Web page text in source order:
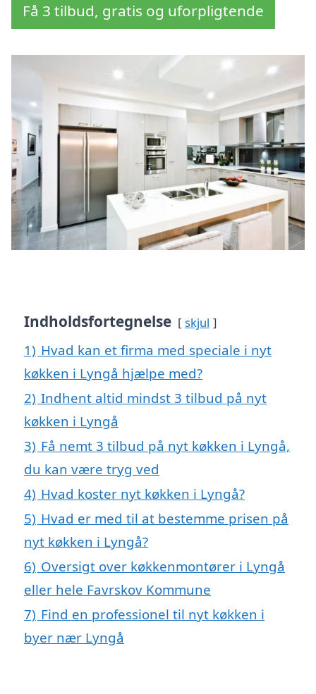
Få 3 tilbud, gratis og uforpligtende
Indholdsfortegnelse skjul
1) Hvad kan et firma med speciale i nyt
køkken i Lyngå hjælpe med?
2) Indhent altid mindst 3 tilbud på nyt
køkken i Lyngå
3) Få nemt 3 tilbud på nyt køkken i Lyngå,
du kan være tryg ved
4) Hvad koster nyt køkken i Lyngå?
5) Hvad er med til at bestemme prisen på
nyt køkken i Lyngå?
6) Oversigt over køkkenmontører i Lyngå
eller hele Favrskov Kommune
7) Find en professionel til nyt køkken i
byer nær Lyngå